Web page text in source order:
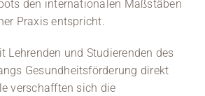
den internationalen Maßstäben
Praxis entspricht.
Lehrenden und Studierenden des
Gesundheitsförderung direkt
verschafften sich die